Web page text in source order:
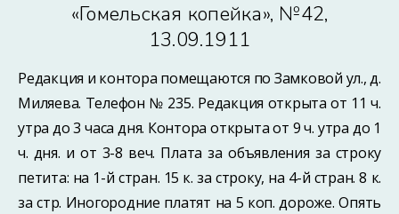
«Гомельская копейка», №42,
13.09.1911
Редакция и контора помещаются по Замковой ул., д.
Миляева. Телефон № 235. Редакция открыта от 11 ч.
утра до 3 часа дня. Контора открыта от 9 ч. утра до 1
ч. дня. и от 3-8 веч. Плата за объявления за строку
петита: на 1-й стран. 15 к. за строку, на 4-й стран. 8 к.
за стр. Иногородние платят на 5 коп. дороже. Опять